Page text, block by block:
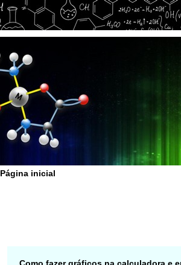
Página inicial